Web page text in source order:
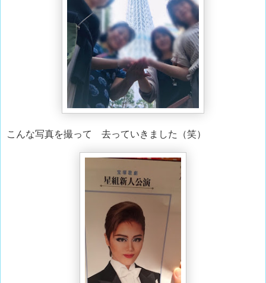
こんな写真を撮って 去っていきました（笑）